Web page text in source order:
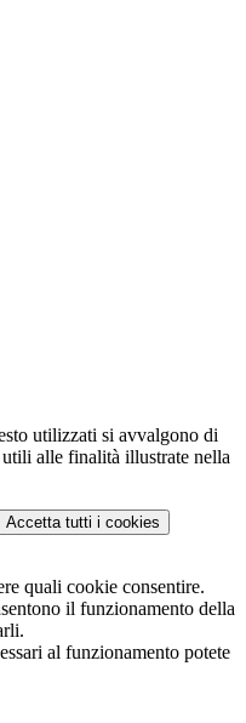
utilizzati si avvalgono di
alle finalità illustrate nella
Accetta tutti i cookies
quali cookie consentire.
il funzionamento della
al funzionamento potete